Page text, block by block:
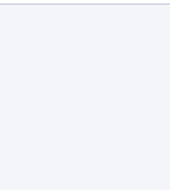
residuos y